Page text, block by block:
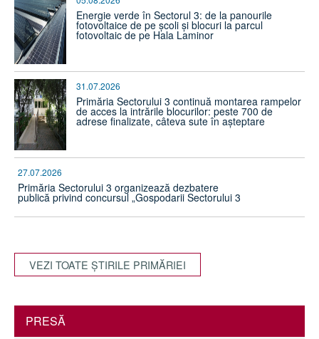
Energie verde în Sectorul 3: de la panourile
fotovoltaice de pe școli și blocuri la parcul
fotovoltaic de pe Hala Laminor
31.07.2026
Primăria Sectorului 3 continuă montarea rampelor
de acces la intrările blocurilor: peste 700 de
adrese finalizate, câteva sute în așteptare
27.07.2026
Primăria Sectorului 3 organizează dezbatere
publică privind concursul „Gospodarii Sectorului 3
VEZI TOATE ŞTIRILE PRIMĂRIEI
PRESĂ